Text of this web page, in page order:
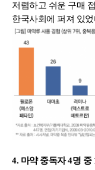
저렴하고 쉬운 구매
한국사회에 퍼져 있었
4. 마약 중독자 4명